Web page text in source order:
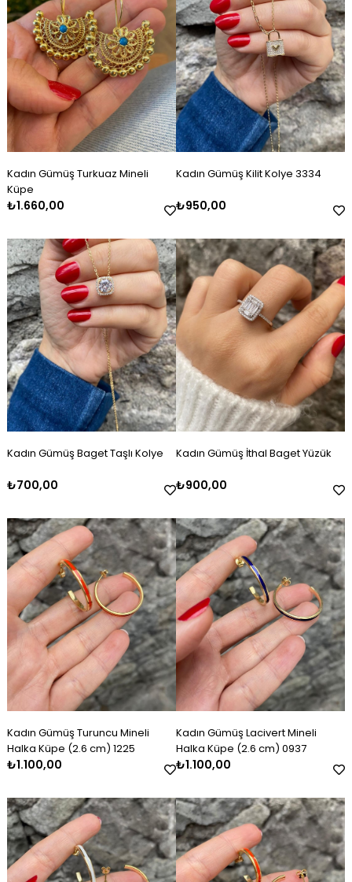
Kadın Gümüş Turkuaz Mineli
Küpe
₺1.660,00
Kadın Gümüş Kilit Kolye 3334
₺950,00
Kadın Gümüş Baget Taşlı Kolye
₺700,00
Kadın Gümüş İthal Baget Yüzük
₺900,00
Kadın Gümüş Turuncu Mineli
Halka Küpe (2.6 cm) 1225
₺1.100,00
Kadın Gümüş Lacivert Mineli
Halka Küpe (2.6 cm) 0937
₺1.100,00